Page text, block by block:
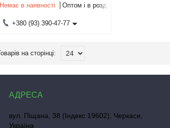
Немає в наявності Оптом і в роздріб
+380 (93) 390-47-77
вул. Піщана, 38 (Індекс 19602), Черкаси,
Україна